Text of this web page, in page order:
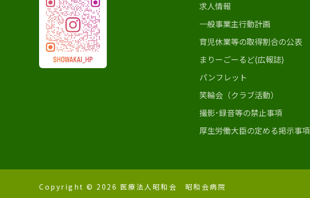
求人情報
一般事業主行動計画
育児休業等の取得割合の公表
まりーごーるど(広報誌)
パンフレット
笑輪会（クラブ活動）
撮影･録音等の禁止事項
厚生労働大臣の定める掲示事項
Copyright © 2026 医療法人昭和会 昭和会病院